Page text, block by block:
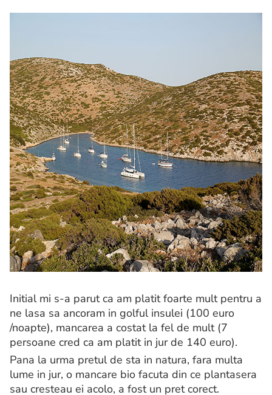
Initial mi s-a parut ca am platit foarte mult pentru a
ne lasa sa ancoram in golful insulei (100 euro
/noapte), mancarea a costat la fel de mult (7
persoane cred ca am platit in jur de 140 euro).
Pana la urma pretul de sta in natura, fara multa
lume in jur, o mancare bio facuta din ce plantasera
sau cresteau ei acolo, a fost un pret corect.